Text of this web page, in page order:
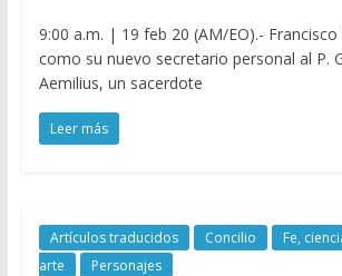
9:00 a.m. | 19 feb 20 (AM/EO).-
como su nuevo secretario personal al P.
Aemilius, un sacerdote
Leer más
Artículos traducidos Concilio
Fe,
arte
Personajes